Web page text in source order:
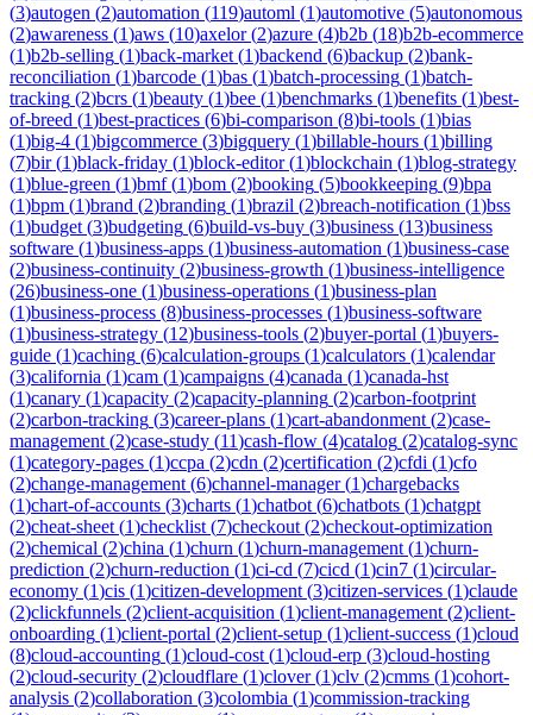
(3)autogen (2)automation (119)automl (1)automotive (5)autonomous
(2)awareness (1)aws (10)axelor(2)azure (4)b2b (18)b2b-ecommerce
(1)b2b-selling (1)back-market (1)backend (6)backup (2)bank-
reconciliation (1)barcode (1)bas (1)batch-processing (1)batch-
tracking (2)bcrs (1)beauty (1)bee (1)benchmarks (1)benefits (1)best-
of-breed (1)best-practices (6)bi-comparison (8)bi-tools (1)bias
(1)big-4 (1)bigcommerce (3)bigquery (1)billable-hours (1)billing
(7)bir(1)black-friday (1)block-editor(1)blockchain (1)blog-strategy
(1)blue-green (1)bmf(1)bom (2)booking (5)bookkeeping (9)bpa
(1)bpm (1)brand (2)branding (1)brazil (2)breach-notification (1)bss
(1)budget (3)budgeting (6)build-vs-buy (3)business (13)business
software (1)business-apps (1)business-automation (1)business-case
(2)business-continuity (2)business-growth (1)business-intelligence
(26)business-one (1)business-operations (1)business-plan
(1)business-process (8)business-processes (1)business-software
(1)business-strategy (12)business-tools (2)buyer-portal (1)buyers-
guide (1)caching (6)calculation-groups (1)calculators (1)calendar
(3)california (1)cam (1)campaigns (4)canada (1)canada-hst
(1)canary (1)capacity (2)capacity-planning (2)carbon-footprint
(2)carbon-tracking (3)career-plans (1)cart-abandonment (2)case-
management (2)case-study (11)cash-flow (4)catalog (2)catalog-sync
(1)category-pages (1)ccpa (2)cdn (2)certification (2)cfdi (1)cfo
(2)change-management (6)channel-manager(1)chargebacks
(1)chart-of-accounts (3)charts (1)chatbot (6)chatbots (1)chatgpt
(2)cheat-sheet (1)checklist (7)checkout (2)checkout-optimization
(2)chemical (2)china (1)churn (1)churn-management (1)churn-
prediction (2)churn-reduction (1)ci-cd (7)cicd (1)cin7 (1)circular-
economy (1)cis (1)citizen-development (3)citizen-services (1)claude
(2)clickfunnels (2)client-acquisition (1)client-management (2)client-
onboarding (1)client-portal (2)client-setup (1)client-success (1)cloud
(8)cloud-accounting (1)cloud-cost (1)cloud-erp (3)cloud-hosting
(2)cloud-security (2)cloudflare (1)clover(1)clv (2)cmms (1)cohort-
analysis (2)collaboration (3)colombia (1)commission-tracking